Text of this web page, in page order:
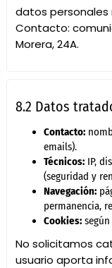
datos personales
Contacto:
Morera, 24A.
8.2 Datos
Contacto:
emails).
Técnicos: IP,
(seguridad y
Navegación:
permanencia,
Cookies:
No solicitamos
usuario aporta